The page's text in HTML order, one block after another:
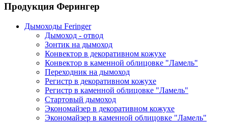
Продукция Ферингер
Дымоходы Feringer
Дымоход - отвод
Зонтик на дымоход
Конвектор в декоративном кожухе
Конвектор в каменной облицовке "Ламель"
Переходник на дымоход
Регистр в декоративном кожухе
Регистр в каменной облицовке "Ламель"
Стартовый дымоход
Экономайзер в декоративном кожухе
Экономайзер в каменной облицовке "Ламель"